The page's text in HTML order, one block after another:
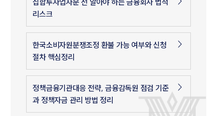
집합투자업자문 전 알아야 하는 금융회사 법적
리스크
한국소비자원분쟁조정 환불 가능 여부와 신청
절차 핵심정리
정책금융기관대응 전략, 금융감독원 점검 기준
과 정책자금 관리 방법 정리